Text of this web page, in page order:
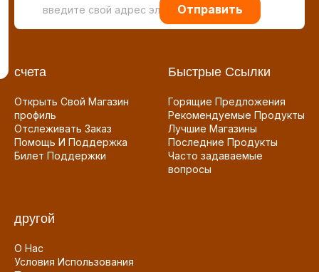
Отправить
счета
Открыть Свой Магазин
профиль
Отслеживать Заказ
Помощь И Поддержка
Билет Поддержки
Быстрые Ссылки
Горящие Предложения
Рекомендуемые Продукты
Лучшие Магазины
Последние Продукты
Часто задаваемые
вопросы
другой
О Нас
Условия Использования